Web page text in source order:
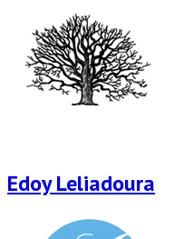
Edoy Leliadoura